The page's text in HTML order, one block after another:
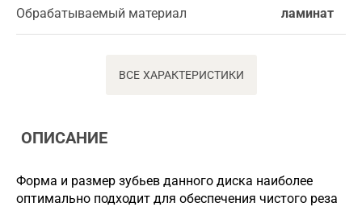
Обрабатываемый материал ламинат
ВСЕ ХАРАКТЕРИСТИКИ
ОПИСАНИЕ
Форма и размер зубьев данного диска наиболее
оптимально подходит для обеспечения чистого реза